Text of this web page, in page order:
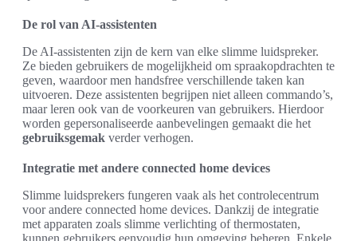
De rol van AI-assistenten
De AI-assistenten zijn de kern van elke slimme luidspreker.
Ze bieden gebruikers de mogelijkheid om spraakopdrachten te
geven, waardoor men handsfree verschillende taken kan
uitvoeren. Deze assistenten begrijpen niet alleen commando’s,
maar leren ook van de voorkeuren van gebruikers. Hierdoor
worden gepersonaliseerde aanbevelingen gemaakt die het
gebruiksgemak verder verhogen.
Integratie met andere connected home devices
Slimme luidsprekers fungeren vaak als het controlecentrum
voor andere connected home devices. Dankzij de integratie
met apparaten zoals slimme verlichting of thermostaten,